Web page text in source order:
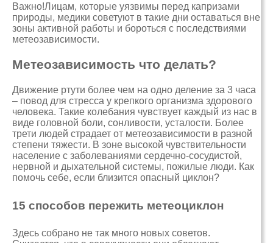
Важно!Лицам, которые уязвимы перед капризами
природы, медики советуют в такие дни оставаться вне
зоны активной работы и бороться с последствиями
метеозависимости.
Метеозависимость что делать?
Движение ртути более чем на одно деление за 3 часа
– повод для стресса у крепкого организма здорового
человека. Такие колебания чувствует каждый из нас в
виде головной боли, сонливости, усталости. Более
трети людей страдает от метеозависимости в разной
степени тяжести. В зоне высокой чувствительности
население с заболеваниями сердечно-сосудистой,
нервной и дыхательной системы, пожилые люди. Как
помочь себе, если близится опасный циклон?
15 способов пережить метеоциклон
Здесь собрано не так много новых советов.